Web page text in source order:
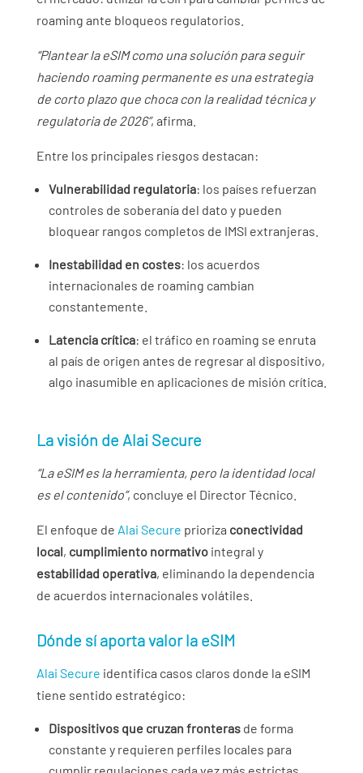
roaming ante bloqueos regulatorios.
“Plantear la eSIM como una solución para seguir
haciendo roaming permanente es una estrategia
de corto plazo que choca con la realidad técnica y
regulatoria de 2026”, afirma.
Entre los principales riesgos destacan:
Vulnerabilidad regulatoria: los países refuerzan
controles de soberanía del dato y pueden
bloquear rangos completos de IMSI extranjeras.
Inestabilidad en costes: los acuerdos
internacionales de roaming cambian
constantemente.
Latencia crítica: el tráfico en roaming se enruta
al país de origen antes de regresar al dispositivo,
algo inasumible en aplicaciones de misión crítica.
La visión de Alai Secure
“La eSIM es la herramienta, pero la identidad local
es el contenido”, concluye el Director Técnico.
El enfoque de Alai Secure prioriza conectividad
local, cumplimiento normativointegral y
estabilidad operativa, eliminando la dependencia
de acuerdos internacionales volátiles.
Dónde sí aporta valor la eSIM
Alai Secure identifica casos claros donde la eSIM
tiene sentido estratégico:
Dispositivos que cruzan fronterasde forma
constante y requieren perfiles locales para